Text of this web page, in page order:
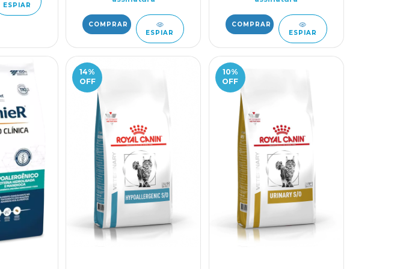
ESPIAR
ESPIAR ESPIAR
14%
OFF
10%
OFF